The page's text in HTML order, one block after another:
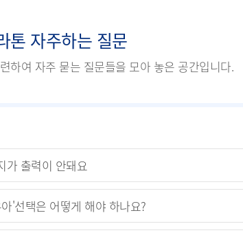
톤 자주하는 질문
하여 자주 묻는 질문들을 모아 놓은 공간입니다.
가 출력이 안돼요
'선택은 어떻게 해야 하나요?